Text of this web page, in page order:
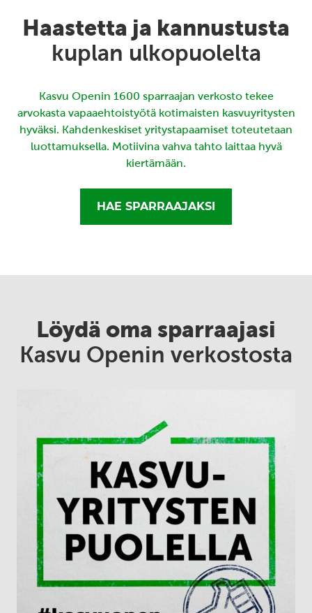
Haastetta ja kannustusta
kuplan ulkopuolelta
Kasvu Openin 1600 sparraajan verkosto tekee
arvokasta vapaaehtoistyötä kotimaisten kasvuyritysten
hyväksi. Kahdenkeskiset yritystapaamiset toteutetaan
luottamuksella. Motiivina vahva tahto laittaa hyvä
kiertämään.
HAE SPARRAAJAKSI
Löydä oma sparraajasi
Kasvu Openin verkostosta